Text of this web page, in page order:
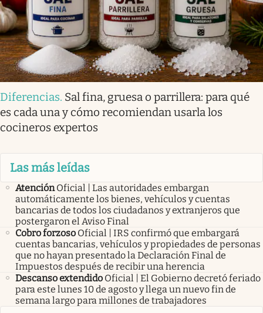
Diferencias. Sal fina, gruesa o parrillera: para qué
es cada una y cómo recomiendan usarla los
cocineros expertos
Las más leídas
Atención Oficial | Las autoridades embargan
automáticamente los bienes, vehículos y cuentas
bancarias de todos los ciudadanos y extranjeros que
postergaron el Aviso Final
Cobro forzoso Oficial | IRS confirmó que embargará
cuentas bancarias, vehículos y propiedades de personas
que no hayan presentado la Declaración Final de
Impuestos después de recibir una herencia
Descanso extendido Oficial | El Gobierno decretó feriado
para este lunes 10 de agosto y llega un nuevo fin de
semana largo para millones de trabajadores